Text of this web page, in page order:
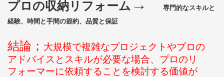
プロの収納リフォーム →
専門的なスキルと
経験、時間と手間の節約、品質と保証
結論； 大規模で複雑なプロジェクトやプロの
アドバイスとスキルが必要な場合、プロのリ
フォーマーに依頼することを検討する価値が